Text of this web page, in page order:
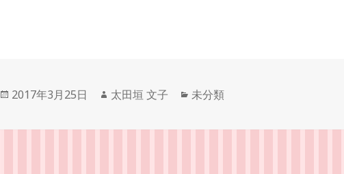
投
日:
2017年3月25日
作
者
太田垣 文子
カ
ゴ
未分類